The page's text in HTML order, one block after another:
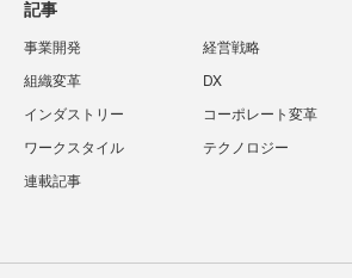
記事
事業開発
経営戦略
組織変革
DX
インダストリー
コーポレート変革
ワークスタイル
テクノロジー
連載記事